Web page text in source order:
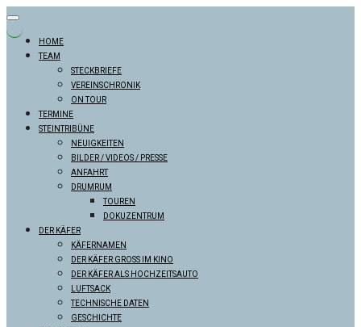
Skip
to
contentHOME
TEAM
STECKBRIEFE
VEREINSCHRONIK
ON TOUR
TERMINE
STEINTRIBÜNE
NEUIGKEITEN
BILDER / VIDEOS / PRESSE
ANFAHRT
DRUMRUM
TOUREN
DOKUZENTRUM
DER KÄFER
KÄFERNAMEN
DER KÄFER GROSS IM KINO
DER KÄFER ALS HOCHZEITSAUTO
LUFTSACK
TECHNISCHE DATEN
GESCHICHTE